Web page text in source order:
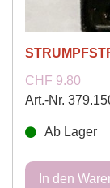
CHF 9.80
Art.-Nr.
Ab Lager